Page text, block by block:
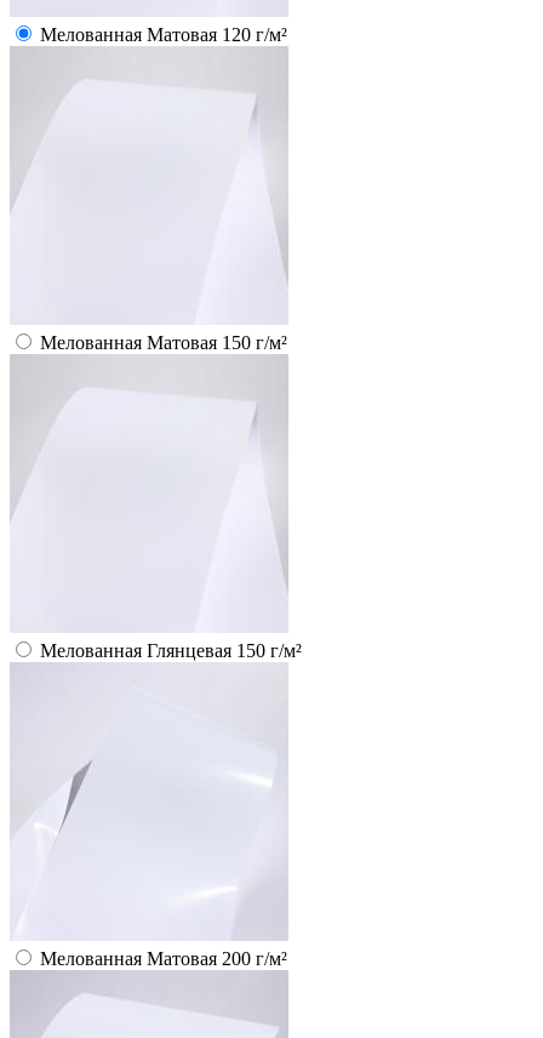
Мелованная Матовая 120 г/м²
Мелованная Матовая 150 г/м²
Мелованная Глянцевая 150 г/м²
Мелованная Матовая 200 г/м²